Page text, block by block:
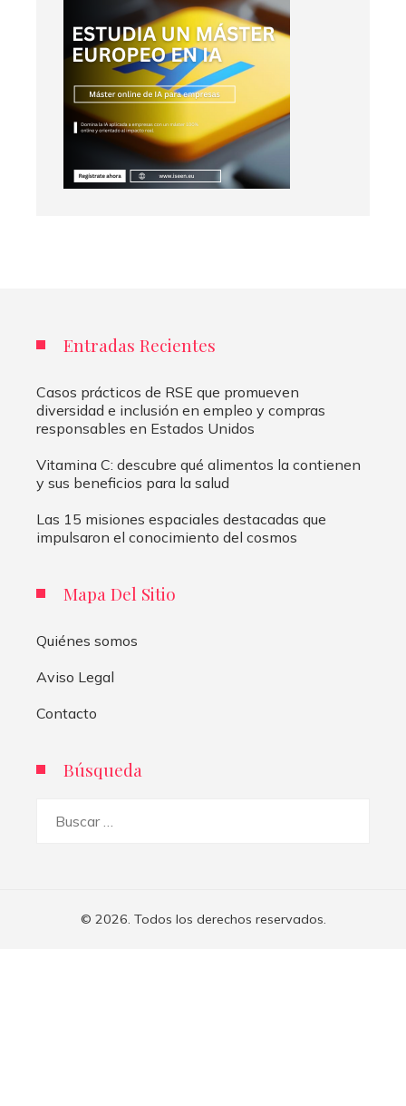
Entradas Recientes
Casos prácticos de RSE que promueven
diversidad e inclusión en empleo y compras
responsables en Estados Unidos
Vitamina C: descubre qué alimentos la contienen
y sus beneficios para la salud
Las 15 misiones espaciales destacadas que
impulsaron el conocimiento del cosmos
Mapa Del Sitio
Quiénes somos
Aviso Legal
Contacto
Búsqueda
© 2026. Todos los derechos reservados.